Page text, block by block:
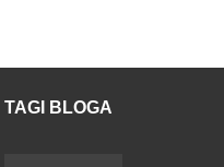
TAGI BLOGA